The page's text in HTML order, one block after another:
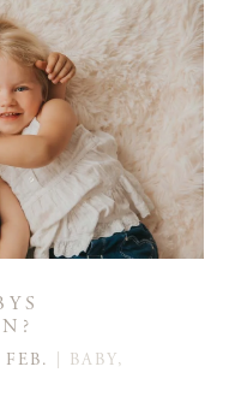
FEB. BABY ,